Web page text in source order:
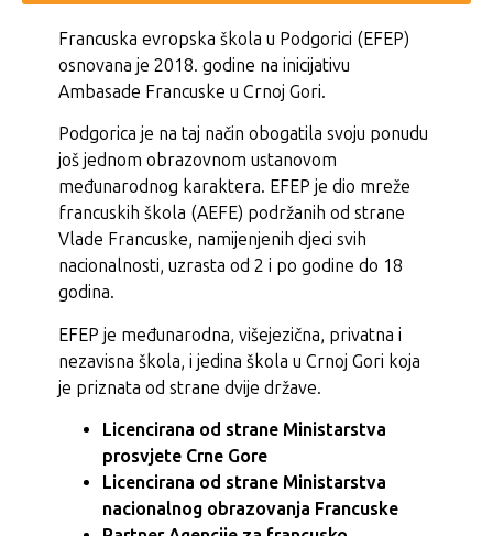
Francuska evropska škola u Podgorici (EFEP)
osnovana je 2018. godine na inicijativu
Ambasade Francuske u Crnoj Gori.
Podgorica je na taj način obogatila svoju ponudu
još jednom obrazovnom ustanovom
međunarodnog karaktera. EFEP je dio mreže
francuskih škola (AEFE) podržanih od strane
Vlade Francuske, namijenjenih djeci svih
nacionalnosti, uzrasta od 2 i po godine do 18
godina.
EFEP je međunarodna, višejezična, privatna i
nezavisna škola, i jedina škola u Crnoj Gori koja
je priznata od strane dvije države.
Licencirana od strane Ministarstva
prosvjete Crne Gore
Licencirana od strane Ministarstva
nacionalnog obrazovanja Francuske